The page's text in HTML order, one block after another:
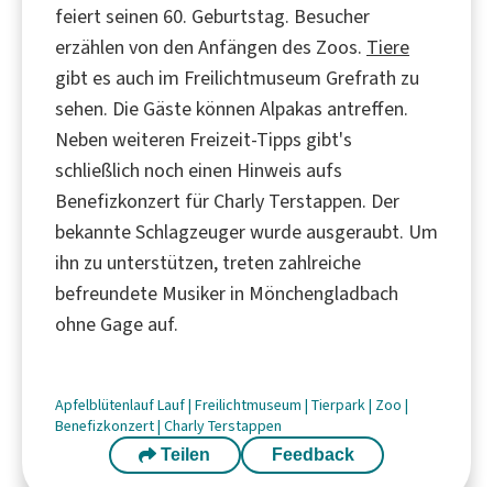
feiert seinen 60. Geburtstag. Besucher
erzählen von den Anfängen des Zoos. Tiere
gibt es auch im Freilichtmuseum Grefrath zu
sehen. Die Gäste können Alpakas antreffen.
Neben weiteren Freizeit-Tipps gibt's
schließlich noch einen Hinweis aufs
Benefizkonzert für Charly Terstappen. Der
bekannte Schlagzeuger wurde ausgeraubt. Um
ihn zu unterstützen, treten zahlreiche
befreundete Musiker in Mönchengladbach
ohne Gage auf.
ApfelblütenlaufLauf| Freilichtmuseum | Tierpark| Zoo |
Benefizkonzert| Charly Terstappen
Teilen Feedback